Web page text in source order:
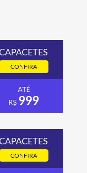
CONFIRA
ATÉ
R$ 999
CONFIRA